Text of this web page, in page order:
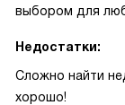
выбором для
Недостатки:
Сложно найти
хорошо!